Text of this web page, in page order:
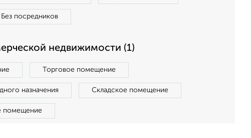
Без посредников
недвижимости (1)
Торговое помещение
назначения Складское помещение
помещение